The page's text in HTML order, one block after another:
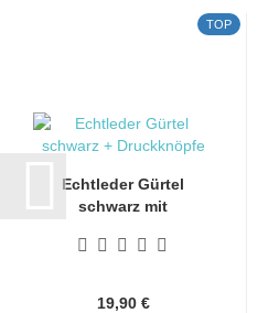
TOP
Echtleder Gürtel
schwarz mit
19,90 €